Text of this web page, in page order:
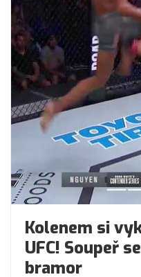
Kolenem si
UFC! Soupeř
bramor